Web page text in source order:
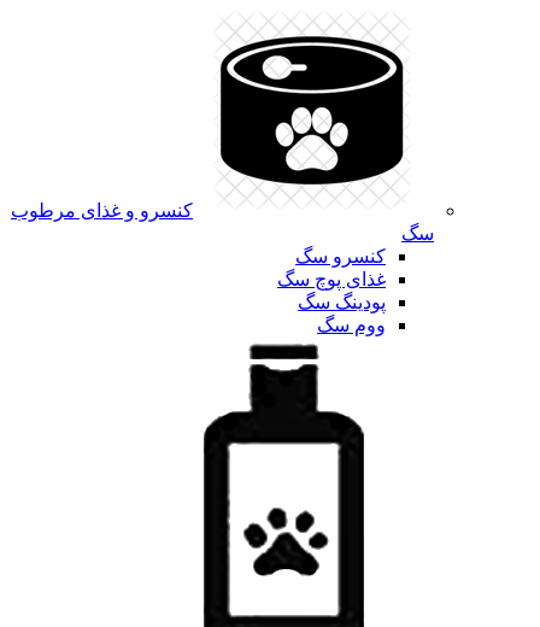
کنسرو و غذای مرطوب
سگ
کنسرو سگ
غذای پوچ سگ
پودینگ سگ
ووم سگ